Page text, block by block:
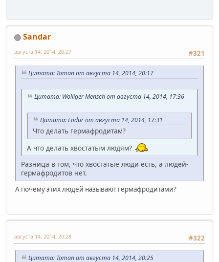
Sandar
#321
августа 14, 2014, 20:27
Цитата: Toman от августа 14, 2014, 20:17
Цитата: Wolliger Mensch от августа 14, 2014, 17:36
Цитата: Lodur от августа 14, 2014, 17:31
Что делать гермафродитам?
А что делать хвостатым людям?
Разница в том, что хвостатые люди есть, а людей-
гермафродитов нет.
А почему этих людей называют гермафродитами?
#322
августа 14, 2014, 20:28
Цитата: Toman от августа 14, 2014, 20:25